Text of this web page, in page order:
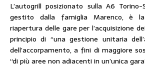
L’autogrill posizionato sulla A6
gestito dalla famiglia Marenco, è la
riapertura delle gare per l’acquisizione
principio di “una gestione unitaria
dell’accorpamento, a fini di maggiore
“di più aree non adiacenti in un’unica